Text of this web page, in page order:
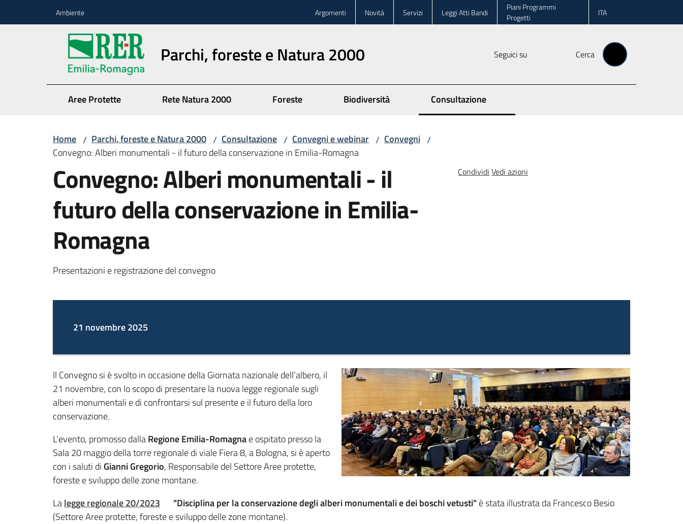
Ambiente Argomenti Novità Servizi Leggi Atti Bandi
Piani Programmi
Progetti
ITA
Parchi, foreste e Natura 2000 Seguici su Cerca
Aree Protette Rete Natura 2000 Foreste Biodiversità Consultazione
Home / Parchi, foreste e Natura 2000 / Consultazione / Convegni e webinar / Convegni /
Convegno: Alberi monumentali - il futuro della conservazione in Emilia-Romagna
Convegno: Alberi monumentali - il
futuro della conservazione in Emilia-
Romagna
Presentazioni e registrazione del convegno
Condividi Vedi azioni
21 novembre 2025
ll Convegno si è svolto in occasione della Giornata nazionale dell’albero, il
21 novembre, con lo scopo di presentare la nuova legge regionale sugli
alberi monumentali e di confrontarsi sul presente e il futuro della loro
conservazione.
L’evento, promosso dallaRegione Emilia-Romagnae ospitato presso la
Sala 20 maggio della torre regionale di viale Fiera 8, a Bologna, si è aperto
con i saluti di Gianni Gregorio, Responsabile del Settore Aree protette,
foreste e sviluppo delle zone montane.
Lalegge regionale 20/2023 "Disciplina per la conservazione degli alberi monumentali e dei boschi vetusti" è stata illustrata da Francesco Besio
(Settore Aree protette, foreste e sviluppo delle zone montane).